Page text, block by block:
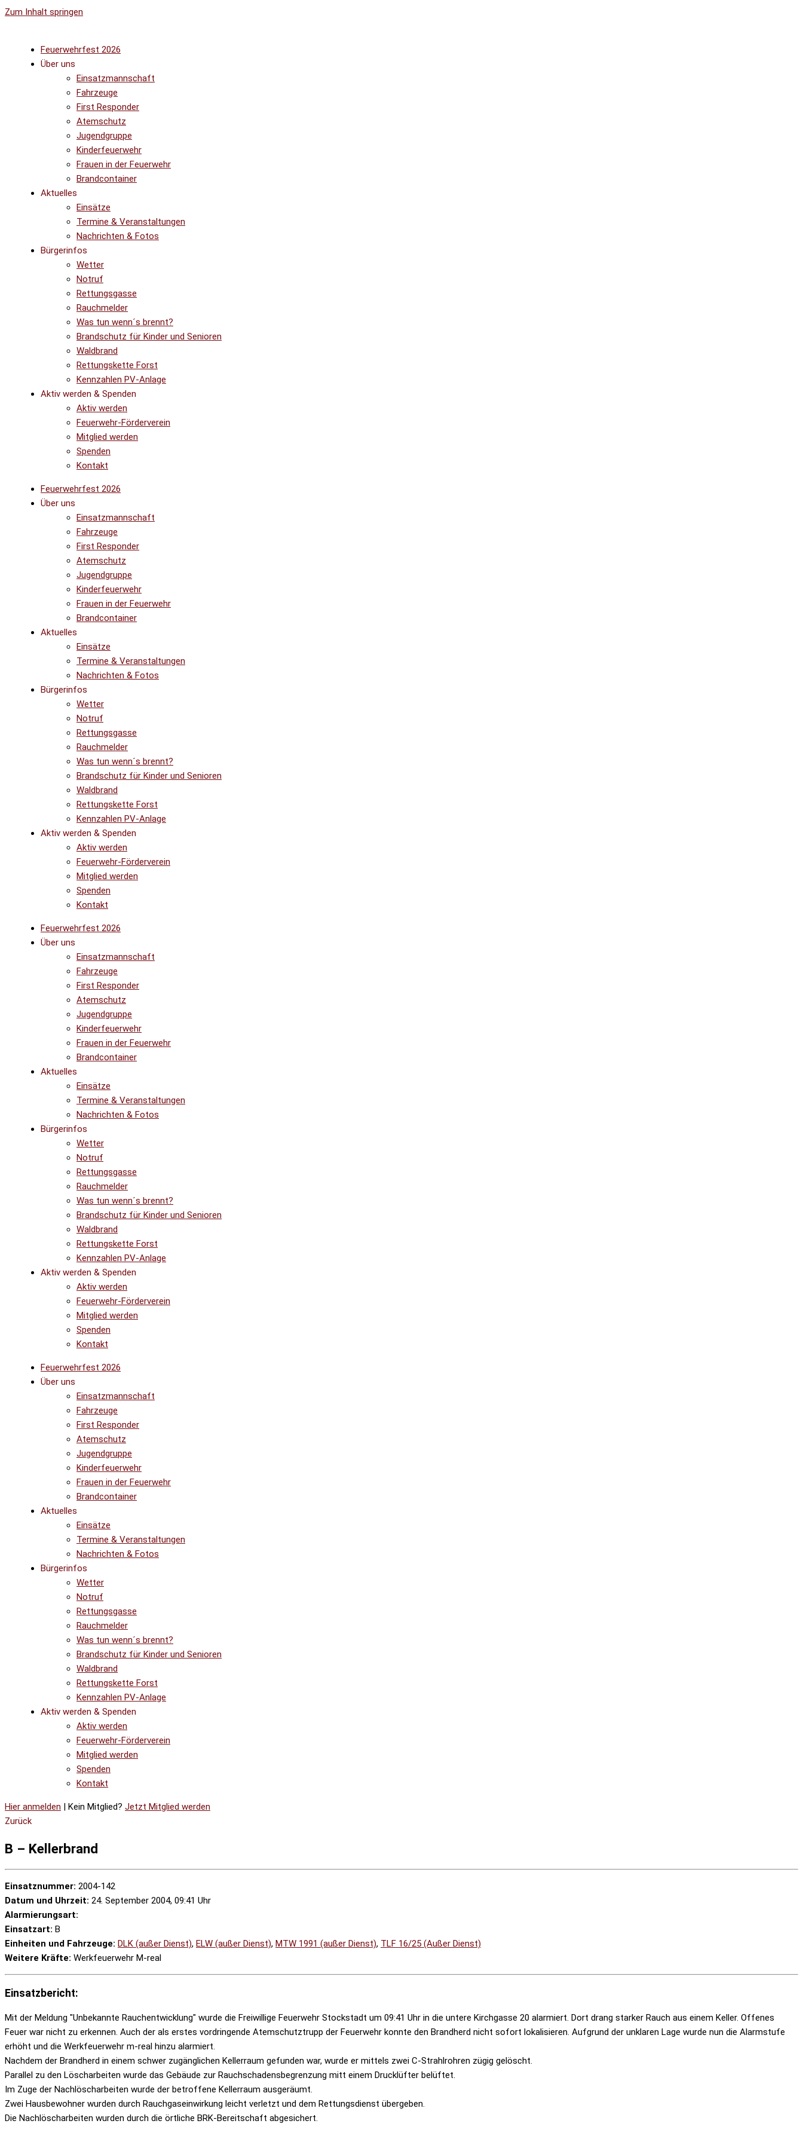
Zum Inhalt springen
Feuerwehrfest 2026
Über uns
Einsatzmannschaft
Fahrzeuge
First Responder
Atemschutz
Jugendgruppe
Kinderfeuerwehr
Frauen in der Feuerwehr
Brandcontainer
Aktuelles
Einsätze
Termine & Veranstaltungen
Nachrichten & Fotos
Bürgerinfos
Wetter
Notruf
Rettungsgasse
Rauchmelder
Was tun wenn´s brennt?
Brandschutz für Kinder und Senioren
Waldbrand
Rettungskette Forst
Kennzahlen PV-Anlage
Aktiv werden & Spenden
Aktiv werden
Feuerwehr-Förderverein
Mitglied werden
Spenden
Kontakt
Feuerwehrfest 2026
Über uns
Einsatzmannschaft
Fahrzeuge
First Responder
Atemschutz
Jugendgruppe
Kinderfeuerwehr
Frauen in der Feuerwehr
Brandcontainer
Aktuelles
Einsätze
Termine & Veranstaltungen
Nachrichten & Fotos
Bürgerinfos
Wetter
Notruf
Rettungsgasse
Rauchmelder
Was tun wenn´s brennt?
Brandschutz für Kinder und Senioren
Waldbrand
Rettungskette Forst
Kennzahlen PV-Anlage
Aktiv werden & Spenden
Aktiv werden
Feuerwehr-Förderverein
Mitglied werden
Spenden
Kontakt
Feuerwehrfest 2026
Über uns
Einsatzmannschaft
Fahrzeuge
First Responder
Atemschutz
Jugendgruppe
Kinderfeuerwehr
Frauen in der Feuerwehr
Brandcontainer
Aktuelles
Einsätze
Termine & Veranstaltungen
Nachrichten & Fotos
Bürgerinfos
Wetter
Notruf
Rettungsgasse
Rauchmelder
Was tun wenn´s brennt?
Brandschutz für Kinder und Senioren
Waldbrand
Rettungskette Forst
Kennzahlen PV-Anlage
Aktiv werden & Spenden
Aktiv werden
Feuerwehr-Förderverein
Mitglied werden
Spenden
Kontakt
Feuerwehrfest 2026
Über uns
Einsatzmannschaft
Fahrzeuge
First Responder
Atemschutz
Jugendgruppe
Kinderfeuerwehr
Frauen in der Feuerwehr
Brandcontainer
Aktuelles
Einsätze
Termine & Veranstaltungen
Nachrichten & Fotos
Bürgerinfos
Wetter
Notruf
Rettungsgasse
Rauchmelder
Was tun wenn´s brennt?
Brandschutz für Kinder und Senioren
Waldbrand
Rettungskette Forst
Kennzahlen PV-Anlage
Aktiv werden & Spenden
Aktiv werden
Feuerwehr-Förderverein
Mitglied werden
Spenden
Kontakt
Hier anmelden | Kein Mitglied? Jetzt Mitglied werden
Zurück
B – Kellerbrand
Einsatznummer: 2004-142
Datum und Uhrzeit: 24. September 2004, 09:41 Uhr
Alarmierungsart:
Einsatzart: B
Einheiten und Fahrzeuge: DLK (außer Dienst), ELW (außer Dienst), MTW 1991 (außer Dienst), TLF 16/25 (Außer Dienst)
Weitere Kräfte: Werkfeuerwehr M-real
Einsatzbericht:
Mit der Meldung "Unbekannte Rauchentwicklung" wurde die Freiwillige Feuerwehr Stockstadt um 09:41 Uhr in die untere Kirchgasse 20 alarmiert. Dort drang starker Rauch aus einem Keller. Offenes
Feuer war nicht zu erkennen. Auch der als erstes vordringende Atemschutztrupp der Feuerwehr konnte den Brandherd nicht sofort lokalisieren. Aufgrund der unklaren Lage wurde nun die Alarmstufe
erhöht und die Werkfeuerwehr m-real hinzu alarmiert.
Nachdem der Brandherd in einem schwer zugänglichen Kellerraum gefunden war, wurde er mittels zwei C-Strahlrohren zügig gelöscht.
Parallel zu den Löscharbeiten wurde das Gebäude zur Rauchschadensbegrenzung mitt einem Drucklüfter belüftet.
Im Zuge der Nachlöscharbeiten wurde der betroffene Kellerraum ausgeräumt.
Zwei Hausbewohner wurden durch Rauchgaseinwirkung leicht verletzt und dem Rettungsdienst übergeben.
Die Nachlöscharbeiten wurden durch die örtliche BRK-Bereitschaft abgesichert.